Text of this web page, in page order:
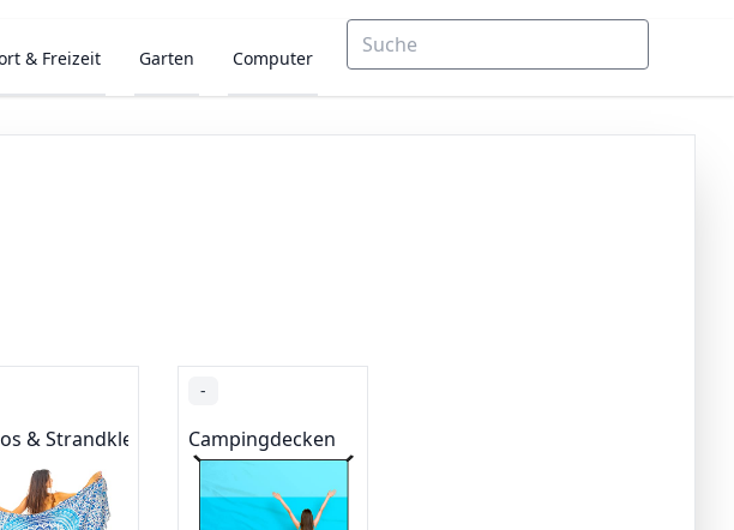
& Freizeit Garten Computer
& Strandkleider
-
Campingdecken